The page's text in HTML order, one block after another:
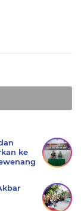
ke